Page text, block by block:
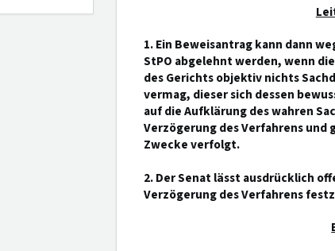
1. Ein Beweisantrag kann dann
StPO abgelehnt werden, wenn
des Gerichts objektiv nichts
vermag, dieser sich dessen
auf die Aufklärung des wahren
Verzögerung des Verfahrens
Zwecke verfolgt.
2. Der Senat lässt ausdrücklich
Verzögerung des Verfahrens